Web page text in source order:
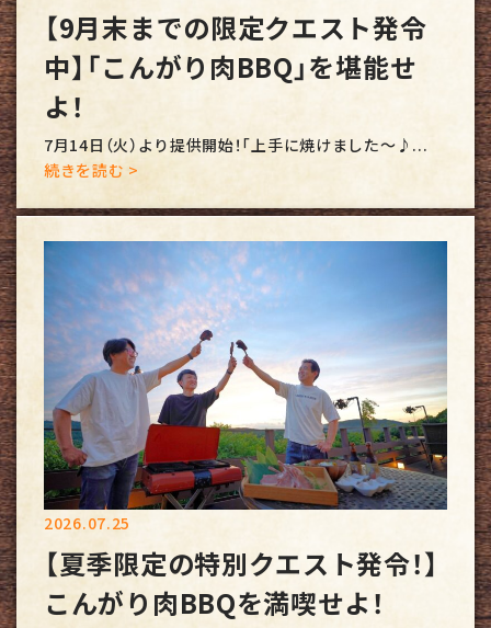
【9月末までの限定クエスト発令
中】「こんがり肉BBQ」を堪能せ
よ！
7月14日（火）より提供開始！「上手に焼けました～♪...
続きを読む >
2026.07.25
【夏季限定の特別クエスト発令！】
こんがり肉BBQを満喫せよ！